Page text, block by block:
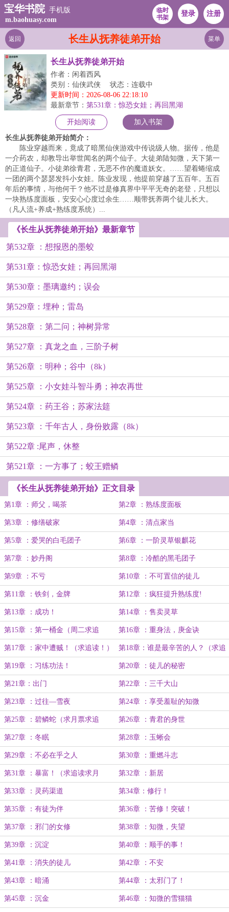
宝华书院 手机版
m.baohuasy.com
临时
书架
登录 注册
长生从抚养徒弟开始
返回 菜单
长生从抚养徒弟开始
作者：闲着西风
类别：仙侠武侠
状态：连载中
更新时间：2026-08-06 22:18:10
最新章节： 第531章：惊恐女娃；再回黑湖
开始阅读 加入书架
长生从抚养徒弟开始简介：
陈业穿越而来，竟成了暗黑仙侠游戏中传说级人物。据传，他是
一介药农，却教导出举世闻名的两个仙子。大徒弟陆知微，天下第一
的正道仙子。小徒弟徐青君，无恶不作的魔道妖女。……望着蜷缩成
一团的两个瑟瑟发抖小女娃。陈业发现，他提前穿越了五百年。五百
年后的事情，与他何干？他不过是修真界中平平无奇的老登，只想以
一块熟练度面板，安安心心度过余生……顺带抚养两个徒儿长大。
（凡人流+养成+熟练度系统）...
《长生从抚养徒弟开始》最新章节
第532章 ：想报恩的墨蛟
第531章：惊恐女娃；再回黑湖
第530章：墨璃邀约；误会
第529章：埋种；雷岛
第528章 ：第二问；神树异常
第527章 ：真龙之血，三阶子树
第526章 ：明种；谷中（8k）
第525章 ：小女娃斗智斗勇；神农再世
第524章 ：药王谷；苏家法筵
第523章 ：千年古人，身份败露（8k）
第522章 :尾声，休整
第521章 ：一方事了；蛟王赠鳞
《长生从抚养徒弟开始》正文目录
第1章 ：师父，喝茶 第2章 ：熟练度面板
第3章 ：修缮破家 第4章 ：清点家当
第5章 ：爱哭的白毛团子 第6章 ：一阶灵草银麒花
第7章 ：妙丹阁 第8章 ：冷酷的黑毛团子
第9章 ：不亏 第10章 ：不可置信的徒儿
第11章 ：铁剑，金牌 第12章 ：疯狂提升熟练度!
第13章 ：成功！ 第14章 ：售卖灵草
第15章 ：第一桶金（周二求追
读！）
第16章 ：重身法，庚金诀
第17章 ：家中遭贼！（求追读！） 第18章：谁是最辛苦的人？（求追
读！）
第19章 ：习练功法！ 第20章 ：徒儿的秘密
第21章：出门 第22章 ：三千大山
第23章 ：过往—雪夜 第24章 ：享受羞耻的知微
第25章 ：碧鳞蛇（求月票求追
读！）
第26章 ：青君的身世
第27章 ：冬眠 第28章 ：玉蜥会
第29章 ：不必在乎之人 第30章 ：重燃斗志
第31章 ：暴富！（求追读求月
票！）
第32章 ：新居
第33章 ：灵药渠道 第34章：修行！
第35章 ：有徒为伴 第36章 ：苦修！突破！
第37章 ：邪门的女修 第38章 ：知微，失望
第39章 ：沉淀 第40章 ：顺手的事！
第41章 ：消失的徒儿 第42章 ：不安
第43章 ：暗涌 第44章 ：太邪门了！
第45章 ：沉金 第46章 ：知微的雪猫猫